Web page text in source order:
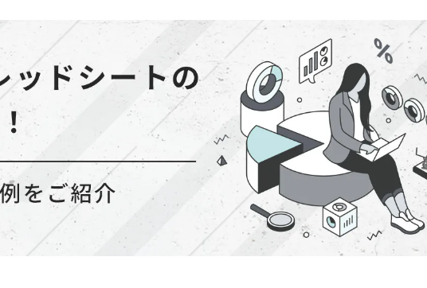
Google Analytics
SNS
マーケティング
SEO